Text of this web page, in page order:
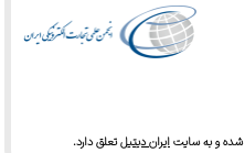
شده و به سایتایران دیتیلتعلق دارد.​​​​​​​